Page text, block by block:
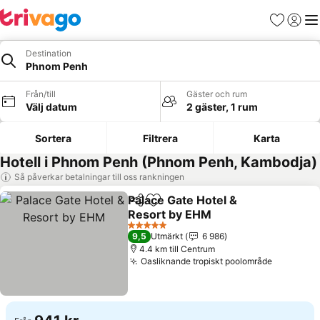
Favoriter
Logga
Destination
Phnom Penh
Från/till
Välj datum
Gäster och rum
2 gäster, 1 rum
Sortera Filtrera Karta
Hotell i Phnom Penh (Phnom Penh, Kambodja)
Så påverkar betalningar till oss rankningen
Dela Lägg till i Mina Favoriter
Palace Gate Hotel &
Resort by EHM
Se priser
5 Stjärnor
9,5 Utmärkt
6 986
4.4 km till Centrum
Oasliknande tropiskt poolområdeSe priser